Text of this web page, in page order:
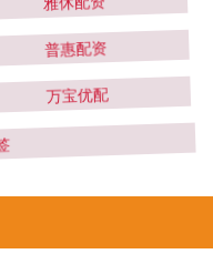
雅休配资
普惠配资
万宝优配